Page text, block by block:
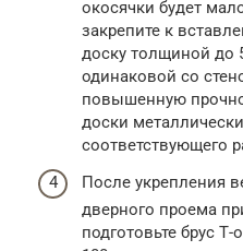
окосячки будет
закрепите к
доску толщиной до
одинаковой со
повышенную
доски
соответствующего
После укрепления
дверного проема
подготовьте брус